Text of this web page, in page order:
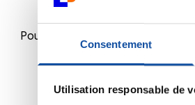
Consentement
Utilisation responsable de
Pour écrire un commentaire ou